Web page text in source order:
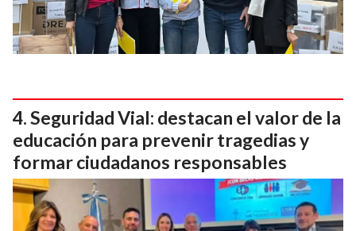
Seguridad Vial: destacan el valor de la
educación para prevenir tragedias y
formar ciudadanos responsables